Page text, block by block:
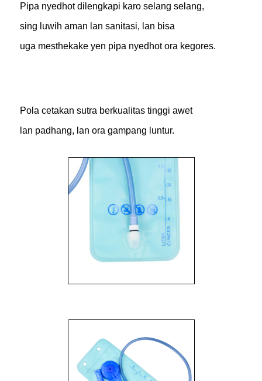
Pipa nyedhot dilengkapi karo selang selang,
sing luwih aman lan sanitasi, lan bisa
uga mesthekake yen pipa nyedhot ora kegores.
Pola cetakan sutra berkualitas tinggi awet
lan padhang, lan ora gampang luntur.